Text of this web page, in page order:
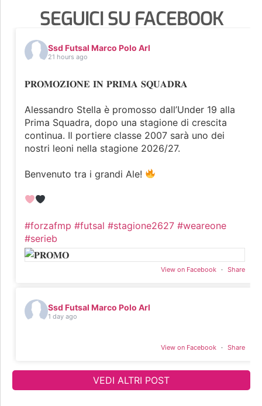
SEGUICI SU FACEBOOK
Ssd Futsal Marco Polo Arl
21 hours ago
𝐏𝐑𝐎𝐌𝐎𝐙𝐈𝐎𝐍𝐄 𝐈𝐍 𝐏𝐑𝐈𝐌𝐀 𝐒𝐐𝐔𝐀𝐃𝐑𝐀
Alessandro Stella è promosso dall’Under 19 alla
Prima Squadra, dopo una stagione di crescita
continua. Il portiere classe 2007 sarà uno dei
nostri leoni nella stagione 2026/27.
Benvenuto tra i grandi Ale!
#forzafmp #futsal #stagione2627 #weareone
#serieb
View on Facebook · Share
Ssd Futsal Marco Polo Arl
1 day ago
View on Facebook · Share
VEDI ALTRI POST